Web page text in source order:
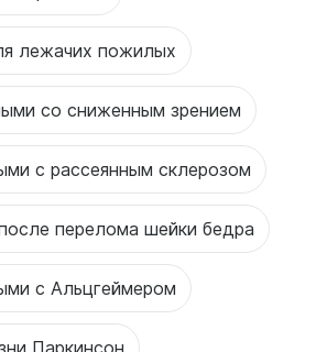
лежачих пожилых
со сниженным зрением
с рассеянным склерозом
перелома шейки бедра
с Альцгеймером
Паркинсон